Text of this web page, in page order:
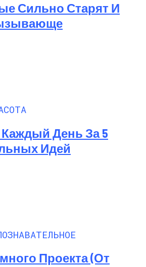
Сильно Старят И
День За 5
Идей
Проекта (от